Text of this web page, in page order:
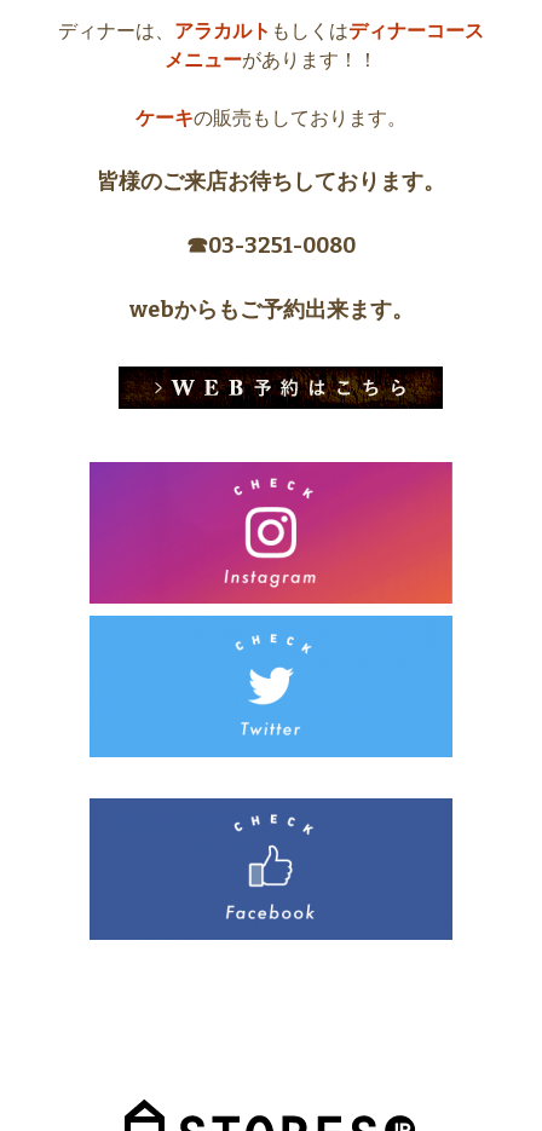
ディナーは、 アラカルト もしくはディナーコース
メニューがあります！！
ケーキの販売もしております。
皆様のご来店お待ちしております。
☎︎03-3251-0080
webからもご予約出来ます。